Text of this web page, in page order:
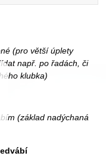
(pro větší úplety
např. po řadách, či
klubka)
(základ nadýchaná